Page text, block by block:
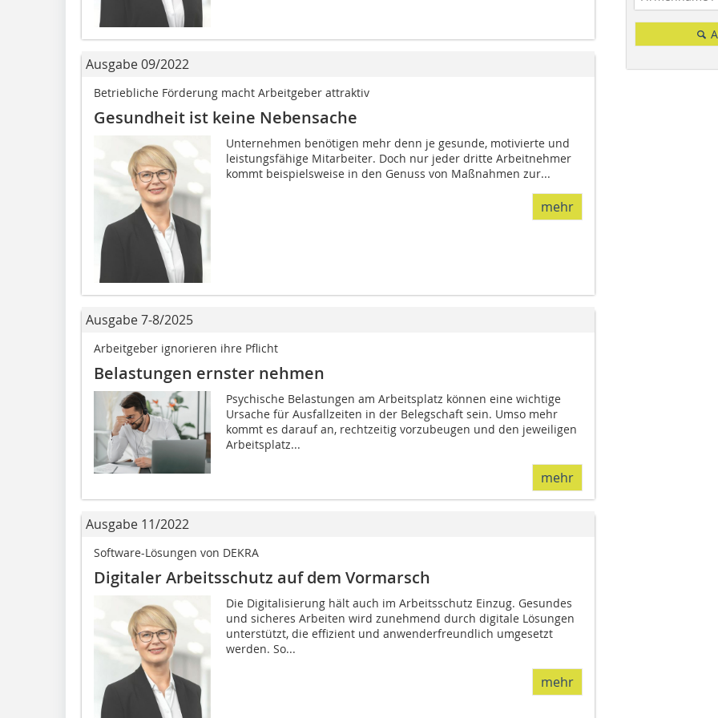
Ausgabe 09/2022
Betriebliche Förderung macht Arbeitgeber attraktiv
Gesundheit ist keine Nebensache
Unternehmen benötigen mehr denn je gesunde, motivierte und
leistungsfähige Mitarbeiter. Doch nur jeder dritte Arbeitnehmer
kommt beispielsweise in den Genuss von Maßnahmen zur...
mehr
Ausgabe 7-8/2025
Arbeitgeber ignorieren ihre Pflicht
Belastungen ernster nehmen
Psychische Belastungen am Arbeitsplatz können eine wichtige
Ursache für Ausfallzeiten in der Belegschaft sein. Umso mehr
kommt es darauf an, rechtzeitig vorzubeugen und den jeweiligen
Arbeitsplatz...
mehr
Ausgabe 11/2022
Software-Lösungen von DEKRA
Digitaler Arbeitsschutz auf dem Vormarsch
Die Digitalisierung hält auch im Arbeitsschutz Einzug. Gesundes
und sicheres Arbeiten wird zunehmend durch digitale Lösungen
unterstützt, die effizient und anwenderfreundlich umgesetzt
werden. So...
mehr